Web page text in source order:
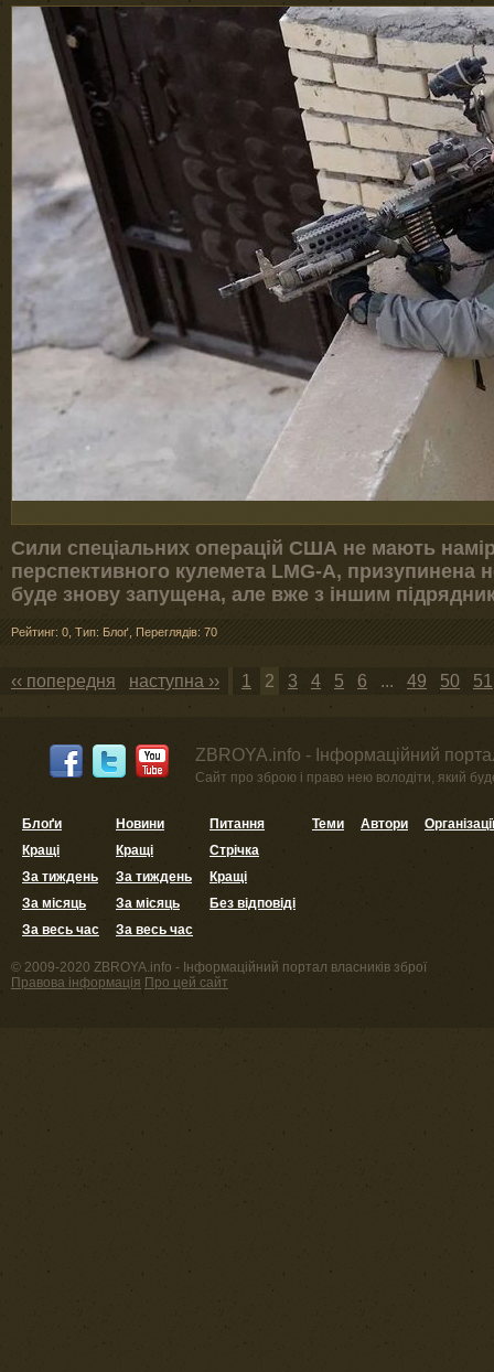
Сили спеціальних операцій США не мають
перспективного кулемета LMG-A, призупинена
буде знову запущена, але вже з іншим
Рейтинг: 0 Тип: Блоґ Переглядів: 70
‹‹ попередня наступна ›› 1 2 3 4 5 6 ... 49 50 51
ZBROYA.info - Інформаційний
Сайт про зброю і право нею володіти, який
Блоґи
Кращі
За тиждень
За місяць
За весь час
Новини
Кращі
За тиждень
За місяць
За весь час
Питання
Стрічка
Кращі
Без відповіді
Теми Автори
© 2009-2020 ZBROYA.info - Інформаційний портал власників зброї
Правова інформація Про цей сайт